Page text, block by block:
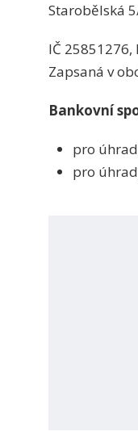
Starobělská
IČ 25851276,
Zapsaná v
Bankovní
pro
pro